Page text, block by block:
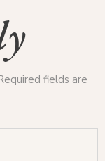
fields are